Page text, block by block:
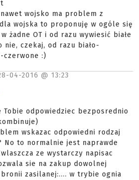
wojsko ma problem z
wojska to proponuję w ogóle się
żadne OT i od razu wywiesić białe
nie, czekaj, od razu biało-
czerwone :)
04-2016 @ 13:23
Tobie odpowiedziec bezposrednio
wskazac odpowiedni rodzaj
No to normalnie jest naprawde
ze wystarczy napisac
sie na zakup dowolnej
zasilanej:.... w trybie ognia